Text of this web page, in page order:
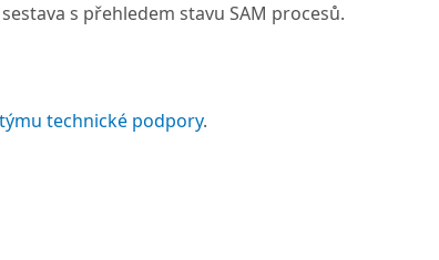
s přehledem stavu SAM procesů.
týmu technické podpory.